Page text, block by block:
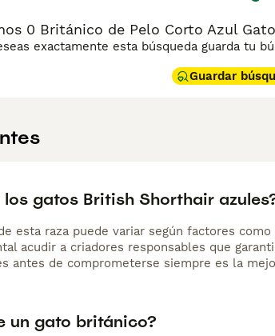
robusta y longeva, ideal para quienes
0 Británico de Pelo Corto Azul
exactamente esta búsqueda guarda tu
Guardar
gatos British Shorthair
esta raza puede variar según factores
acudir a criadores responsables que
antes de comprometerse siempre es la
un gato británico?